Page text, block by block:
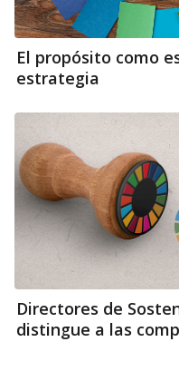
El propósito como
estrategia
Directores de
distingue a las